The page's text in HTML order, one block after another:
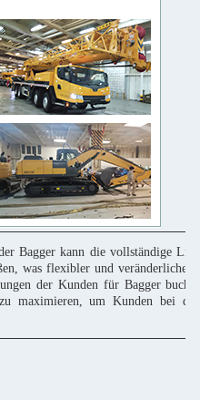
Bagger kann die vollständige
was flexibler und veränderlicher
der Kunden für Bagger
maximieren, um Kunden bei